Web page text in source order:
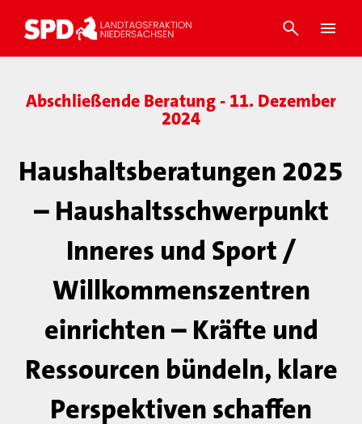
Abschließende Beratung - 11. Dezember
2024
Haushaltsberatungen 2025
– Haushaltsschwerpunkt
Inneres und Sport /
Willkommenszentren
einrichten – Kräfte und
Ressourcen bündeln, klare
Perspektiven schaffen